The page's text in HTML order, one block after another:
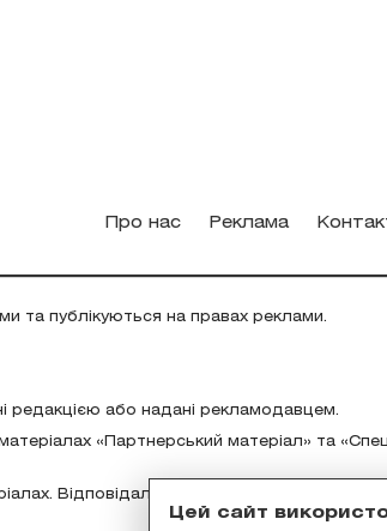
Цей сайт
Про нас Реклама
та публікуються на правах реклами.
редакцією або надані рекламодавцем.
«Партнерський матеріал» та
Відповідальність за зміст реклами